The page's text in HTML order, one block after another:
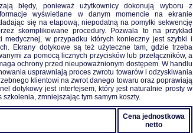
błędy, ponieważ użytkownicy dokonują wyboru z
wyświetlane w danym momencie na ekranie
się na etapową, niepodatną na pomyłki sekwencję
skomplikowane procedury. Pozwala to na przykład
medycznej, w przypadku których konieczny jest szybki i
Ekrany dotykowe są też użyteczne tam, gdzie trzeba
za pomocą licznych przycisków lub przełączników, a
ochrony przed nieupoważnionym dostępem. W handlu
usprawniają proces zwrotu towarów i odzyskiwania
klientowi na zwrot danego towaru oraz poprawiają
dotykowy jest interfejsem, który jest naturalnie prosty w
zmniejszając tym samym koszty.
Cena jednostkowa
netto